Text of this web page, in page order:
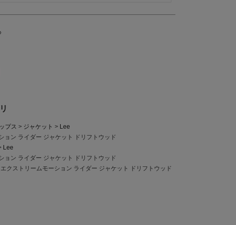
プス ジャケット
Lee
ョン ライダー ジャケット ドリフトウッド
Lee
ョン ライダー ジャケット ドリフトウッド
クストリームモーション ライダー ジャケット ドリフトウッド